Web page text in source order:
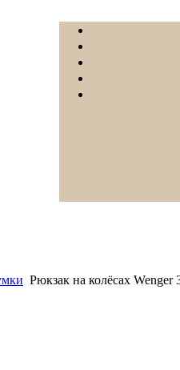
Рюкзак на колёсах Wenger